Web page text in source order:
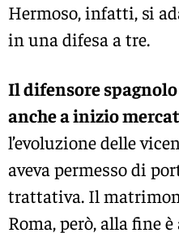
Hermoso, infatti, si
in una difesa a tre.
Il difensore
anche a inizio
l’evoluzione delle
aveva permesso di
trattativa. Il
Roma, però, alla fine